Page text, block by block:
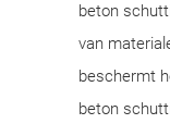
beton
van
beschermt
beton